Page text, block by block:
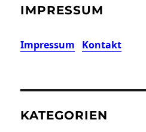
IMPRESSUM
Impressum Kontakt
KATEGORIEN